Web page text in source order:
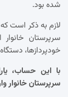
شده بود.
لازم به ذکر است
سرپرستان
خودپردازها،
با این حساب،
سرپرستان خانوار